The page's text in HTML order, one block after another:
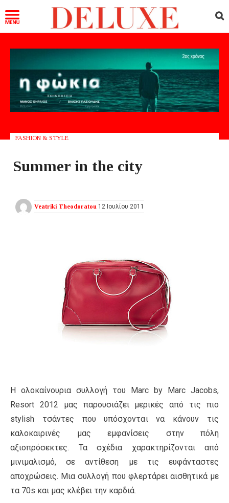
FASHION & STYLE
Summer in the city
Veatriki Theodoratou 12 Ιουλίου 2011
Η ολοκαίνουρια συλλογή του Μarc by Marc Jacobs,
Resort 2012 μας παρουσιάζει μερικές από τις πιο
stylish τσάντες που υπόσχονται να κάνουν τις
καλοκαιρινές μας εμφανίσεις στην πόλη
αξιοπρόσεκτες. Τα σχέδια χαρακτηρίζονται από
μινιμαλισμό, σε αντίθεση με τις ευφάνταστες
αποχρώσεις. Μια συλλογή που φλερτάρει αισθητικά με
τα 70s και μας κλέβει την καρδιά.